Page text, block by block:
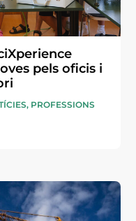
pels oficis i
, PROFESSIONS